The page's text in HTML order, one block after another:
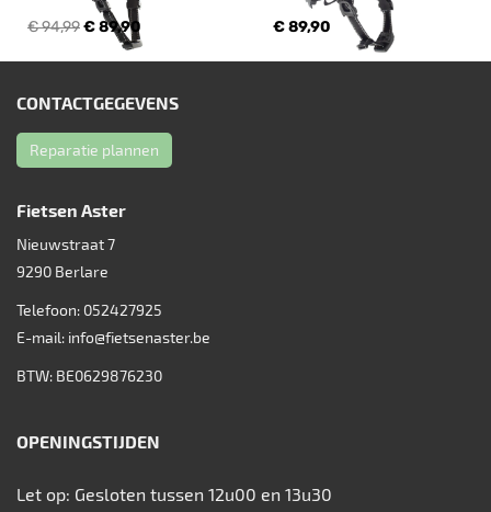
€ 94,99€ 89,90 € 89,90
CONTACTGEGEVENS
Reparatie plannen
Fietsen Aster
Nieuwstraat 7
9290 Berlare
Telefoon: 052427925
E-mail: info@fietsenaster.be
BTW: BE0629876230
OPENINGSTIJDEN
Let op: Gesloten tussen 12u00 en 13u30